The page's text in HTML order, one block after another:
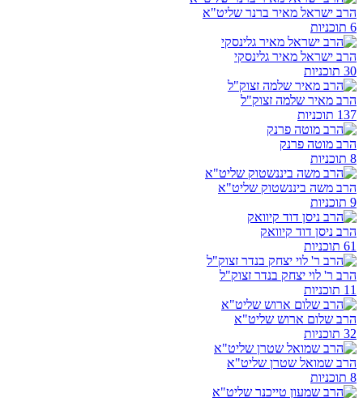
הרב ישראל מאיר ברנר שליט"א
6 תוכניות
הרב ישראל מאיר גלינסקי
30 תוכניות
הרב מאיר שלמה זצוק"ל
137 תוכניות
הרב מוטה פרנק
8 תוכניות
הרב משה ביננשטוק שליט"א
9 תוכניות
הרב ניסן דוד קיוואק
61 תוכניות
הרב ר' לוי יצחק בנדר זצוק"ל
11 תוכניות
הרב שלום ארוש שליט"א
32 תוכניות
הרב שמואל שטרן שליט"א
8 תוכניות